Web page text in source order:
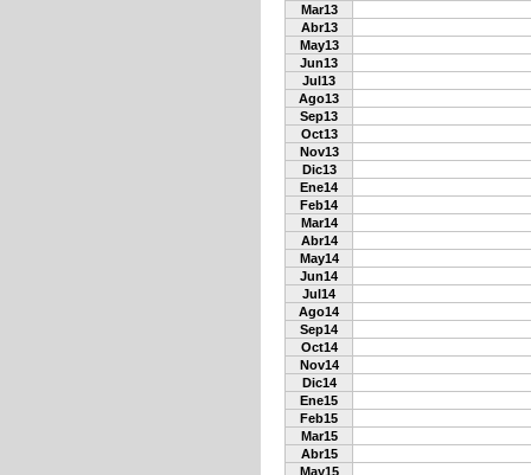
Mar13
Abr13
May13
Jun13
Jul13
Ago13
Sep13
Oct13
Nov13
Dic13
Ene14
Feb14
Mar14
Abr14
May14
Jun14
Jul14
Ago14
Sep14
Oct14
Nov14
Dic14
Ene15
Feb15
Mar15
Abr15
May15